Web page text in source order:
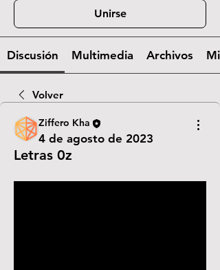
Unirse
Discusión Multimedia Archivos
Volver
Ziffero Kha
4 de agosto de 2023
Letras 0z